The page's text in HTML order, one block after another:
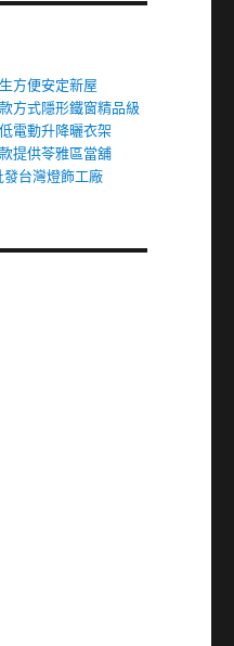
方便安定新屋
方式隱形鐵窗精品級
電動升降曬衣架
提供苓雅區當舖
台灣燈飾工廠